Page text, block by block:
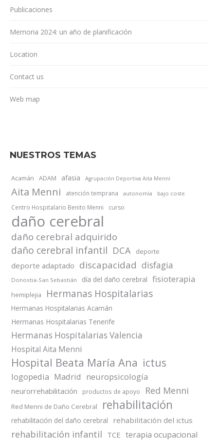
Publicaciones
Memoria 2024: un año de planificación
Location
Contact us
Web map
NUESTROS TEMAS
Acamán ADAM afasia Agrupación Deportiva Aita Menni
Aita Menni atención temprana autonomía bajo coste
Centro Hospitalario Benito Menni curso
daño cerebral
daño cerebral adquirido
daño cerebral infantil DCA deporte
deporte adaptado discapacidad disfagia
Donostia-San Sebastián día del daño cerebral fisioterapia
hemiplejia Hermanas Hospitalarias
Hermanas Hospitalarias Acamán
Hermanas Hospitalarias Tenerife
Hermanas Hospitalarias Valencia
Hospital Aita Menni
Hospital Beata María Ana ictus
logopedia Madrid neuropsicología
neurorrehabilitación productos de apoyo Red Menni
Red Menni de Daño Cerebral rehabilitación
rehabilitación del daño cerebral rehabilitación del ictus
rehabilitación infantil TCE terapia ocupacional